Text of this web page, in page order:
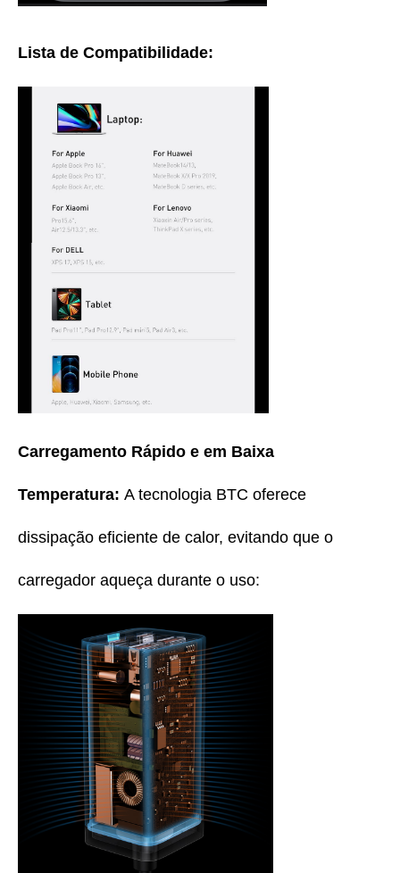
Lista de Compatibilidade:
Carregamento Rápido e em Baixa
Temperatura: A tecnologia BTC oferece
dissipação eficiente de calor, evitando que o
carregador aqueça durante o uso: